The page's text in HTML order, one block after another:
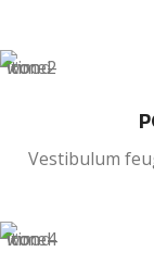
Vestibulum